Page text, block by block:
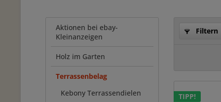
Aktionen bei ebay-
Kleinanzeigen
Holz im Garten
Terrassenbelag
Kebony Terrassendielen
Filtern
TIPP!